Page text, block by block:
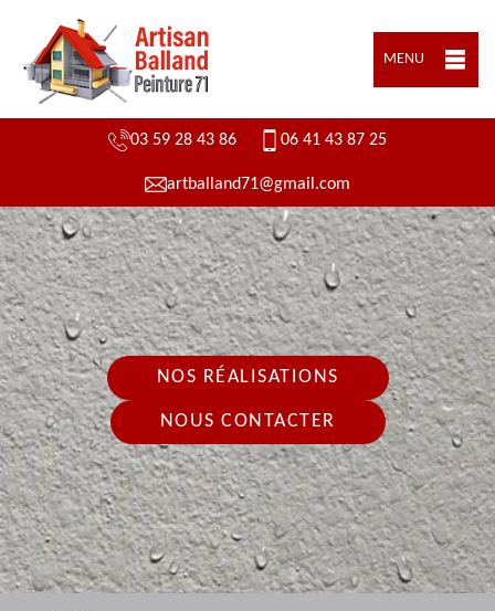
MENU
03 59 28 43 86 06 41 43 87 25
artballand71@gmail.com
NOS RÉALISATIONS
NOUS CONTACTER